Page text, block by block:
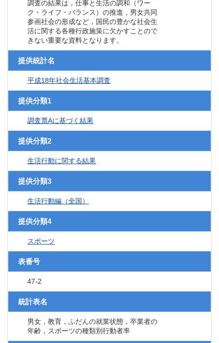
調査の結果は，仕事と生活の調和（ワー
ク・ライフ・バランス）の推進，男女共同
参画社会の形成など，国民の豊かな社会生
活に関する各種行政施策に欠かすことので
きない重要な資料となります。
提供統計名
平成18年社会生活基本調査
提供分類1
調査票Aに基づく結果
提供分類2
生活行動に関する結果
提供分類3
生活行動編（全国）
提供分類4
スポーツ
表番号
47-2
統計表名
男女，教育，ふだんの就業状態，卒業者の
年齢，スポーツの種類別行動者率